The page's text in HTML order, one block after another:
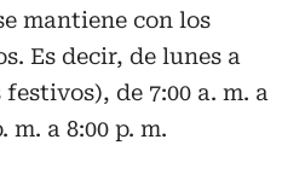
mantiene con los
Es decir, de lunes a
de 7:00 a. m. a
m. a 8:00 p. m.